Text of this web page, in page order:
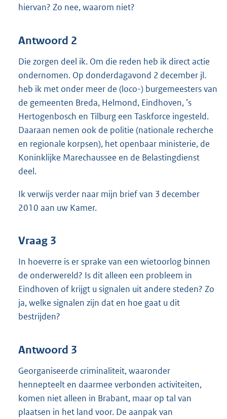
hiervan? Zo nee, waarom niet?
Antwoord 2
Die zorgen deel ik. Om die reden heb ik direct actie
ondernomen. Op donderdagavond 2 december jl.
heb ik met onder meer de (loco-) burgemeesters van
de gemeenten Breda, Helmond, Eindhoven, ’s
Hertogenbosch en Tilburg een Taskforce ingesteld.
Daaraan nemen ook de politie (nationale recherche
en regionale korpsen), het openbaar ministerie, de
Koninklijke Marechaussee en de Belastingdienst
deel.
Ik verwijs verder naar mijn brief van 3 december
2010 aan uw Kamer.
Vraag 3
In hoeverre is er sprake van een wietoorlog binnen
de onderwereld? Is dit alleen een probleem in
Eindhoven of krijgt u signalen uit andere steden? Zo
ja, welke signalen zijn dat en hoe gaat u dit
bestrijden?
Antwoord 3
Georganiseerde criminaliteit, waaronder
hennepteelt en daarmee verbonden activiteiten,
komen niet alleen in Brabant, maar op tal van
plaatsen in het land voor. De aanpak van